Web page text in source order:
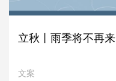
立秋丨雨季将不再来
文案